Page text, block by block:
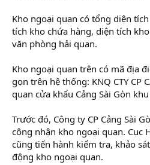
Kho ngoại quan có tổng diện
tích kho chứa hàng, diện tích
văn phòng hải quan.
Kho ngoại quan trên có mã địa
gọn trên hệ thống: KNQ CTY CP
quan cửa khẩu Cảng Sài Gòn
Trước đó, Công ty CP Cảng Sài
công nhận kho ngoại quan. Cục
cũng tiến hành kiểm tra, khảo
động kho ngoại quan.